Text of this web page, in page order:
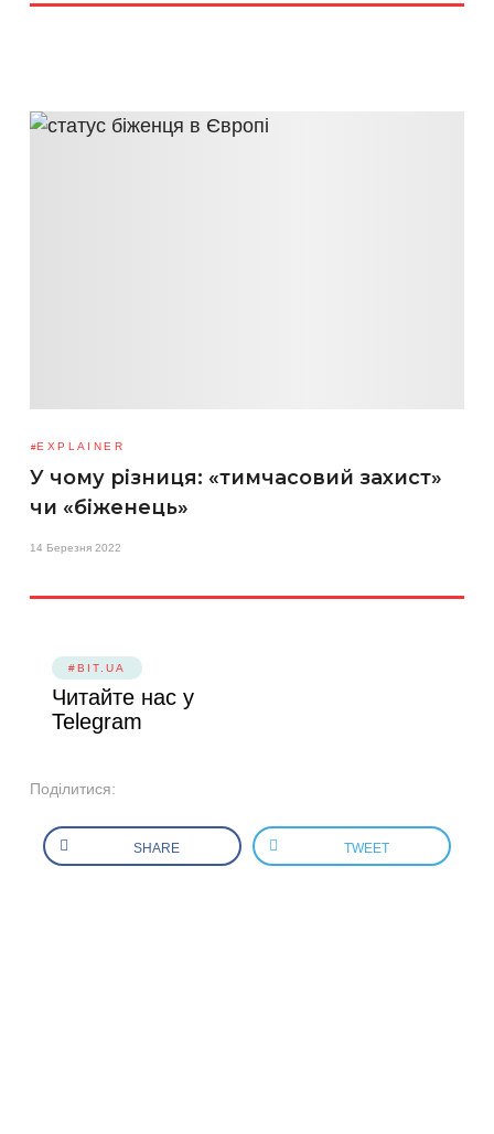
EXPLAINER
У чому різниця: «тимчасовий захист»
чи «біженець»
14 Березня 2022
#BIT.UA
Читайте нас у
Telegram
Поділитися:
SHARE TWEET